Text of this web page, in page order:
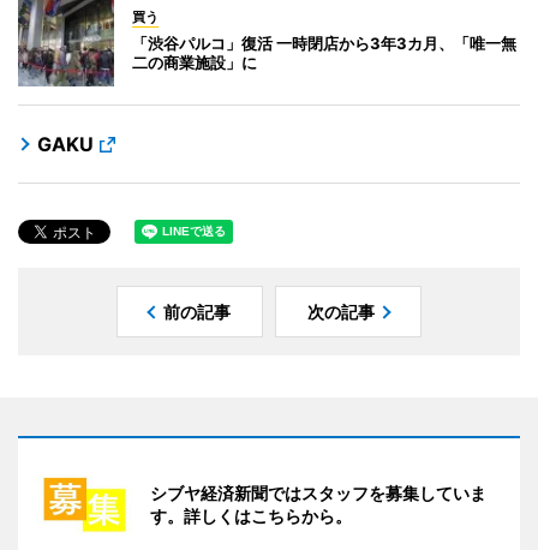
買う
「渋谷パルコ」復活 一時閉店から3年3カ月、「唯一無
二の商業施設」に
GAKU
前の記事 次の記事
シブヤ経済新聞ではスタッフを募集していま
す。詳しくはこちらから。